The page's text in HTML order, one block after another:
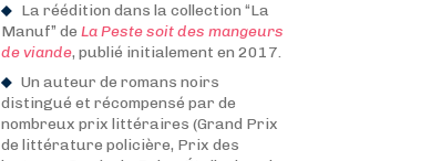
La réédition dans la collection “La
Manuf” de La Peste soit des mangeurs
de viande, publié initialement en 2017.
Un auteur de romans noirs
distingué et récompensé par de
nombreux prix littéraires (Grand Prix
de littérature policière, Prix des